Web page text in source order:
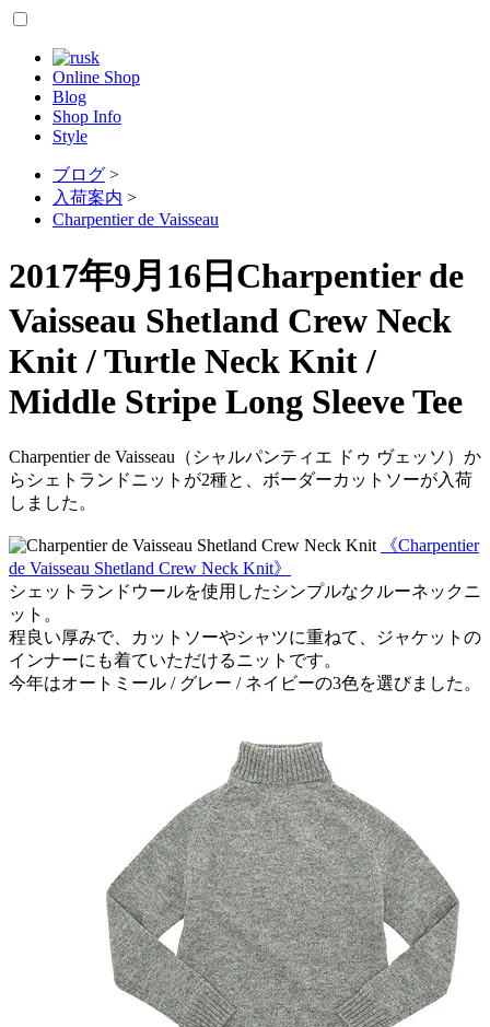
Online Shop
Blog
Shop Info
Style
ブログ >
入荷案内 >
Charpentier de Vaisseau
2017年9月16日 Charpentier de
Vaisseau Shetland Crew Neck
Knit / Turtle Neck Knit /
Middle Stripe Long Sleeve Tee
Charpentier de Vaisseau（シャルパンティエ ドゥ ヴェッソ）か
らシェトランドニットが2種と、ボーダーカットソーが入荷
しました。
《Charpentier
de Vaisseau Shetland Crew Neck Knit》
シェットランドウールを使用したシンプルなクルーネックニ
ット。
程良い厚みで、カットソーやシャツに重ねて、ジャケットの
インナーにも着ていただけるニットです。
今年はオートミール / グレー / ネイビーの3色を選びました。